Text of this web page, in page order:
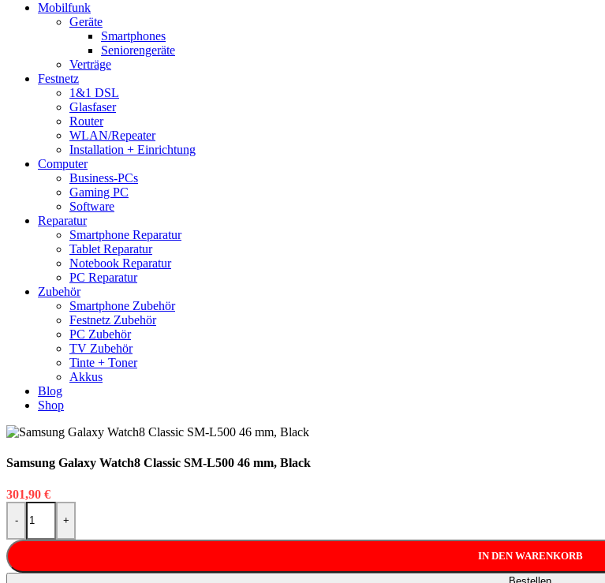
Mobilfunk
Geräte
Smartphones
Seniorengeräte
Verträge
Festnetz
1&1 DSL
Glasfaser
Router
WLAN/Repeater
Installation + Einrichtung
Computer
Business-PCs
Gaming PC
Software
Reparatur
Smartphone Reparatur
Tablet Reparatur
Notebook Reparatur
PC Reparatur
Zubehör
Smartphone Zubehör
Festnetz Zubehör
PC Zubehör
TV Zubehör
Tinte + Toner
Akkus
Blog
Shop
Samsung Galaxy Watch8 Classic SM-L500 46 mm, Black
301,90 €
-
Samsung Galaxy Watch8 Classic SM-L500 46 mm, Black Menge
+
IN DEN WARENKORB